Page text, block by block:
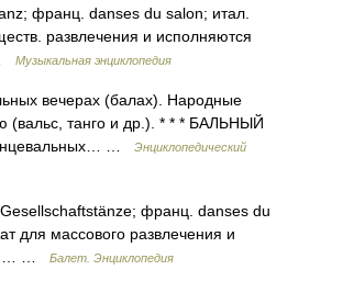
франц. danses du salon; итал.
развлечения и исполняются
Музыкальная энциклопедия
вечерах (балах). Народные
(вальс, танго и др.). * * * БАЛЬНЫЙ
…
Энциклопедический
франц. danses du
для массового развлечения и
…
Балет. Энциклопедия